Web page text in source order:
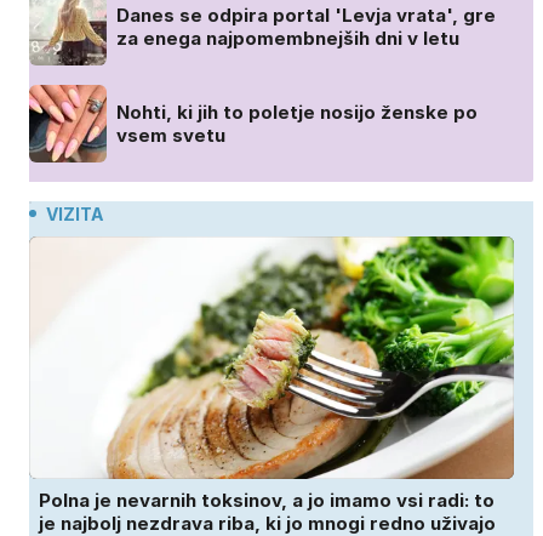
Danes se odpira portal 'Levja vrata', gre
za enega najpomembnejših dni v letu
Nohti, ki jih to poletje nosijo ženske po
vsem svetu
VIZITA
Polna je nevarnih toksinov, a jo imamo vsi radi: to
je najbolj nezdrava riba, ki jo mnogi redno uživajo